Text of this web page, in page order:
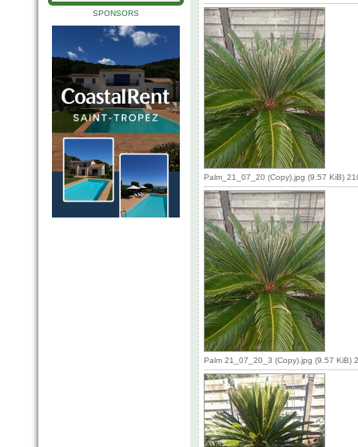
SPONSORS
Palm_21_07_20 (Copy).jpg (9.57 KiB)
Palm 21_07_20_3 (Copy).jpg (9.57 KiB)